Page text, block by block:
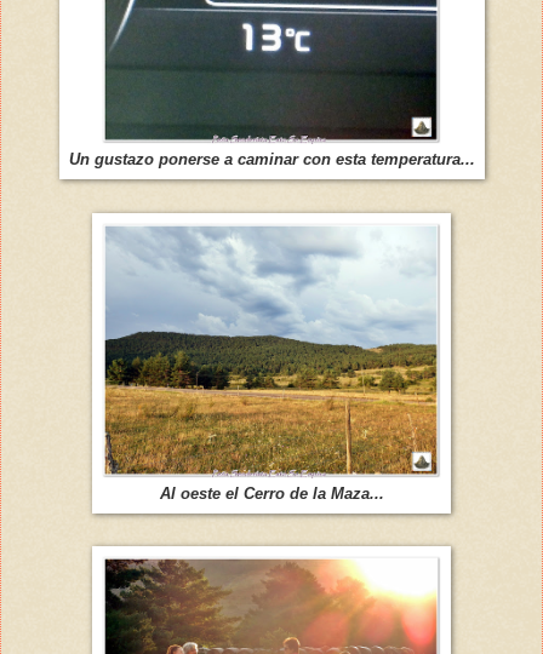
Un gustazo ponerse a caminar con esta temperatura...
Al oeste el Cerro de la Maza...